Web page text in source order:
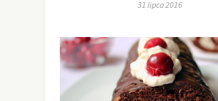
31 lipca 2016